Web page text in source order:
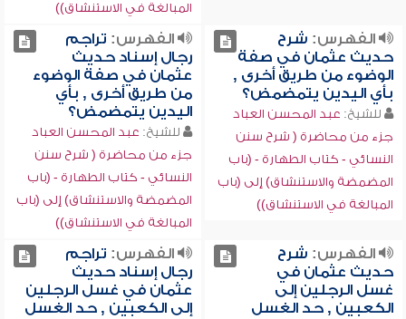
المبالغة في الاستنشاق))
الفهرس: شرح
حديث عثمان في صفة
الوضوء من طريق أخرى ,
بأي اليدين يتمضمض؟
للشيخ: عبد المحسن العباد
جزء من محاضرة ( شرح سنن
النسائي - كتاب الطهارة - (باب
المضمضة والاستنشاق) إلى (باب
المبالغة في الاستنشاق))
الفهرس: تراجم
رجال إسناد حديث
عثمان في صفة الوضوء
من طريق أخرى , بأي
اليدين يتمضمض؟
للشيخ: عبد المحسن العباد
جزء من محاضرة ( شرح سنن
النسائي - كتاب الطهارة - (باب
المضمضة والاستنشاق) إلى (باب
المبالغة في الاستنشاق))
الفهرس: شرح
حديث عثمان في
غسل الرجلين إلى
الكعبين , حد الغسل
الفهرس: تراجم
رجال إسناد حديث
عثمان في غسل الرجلين
إلى الكعبين , حد الغسل